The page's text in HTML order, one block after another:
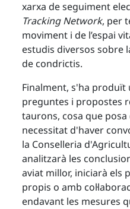
xarxa de seguiment
Tracking Network, per
moviment i de l’espai
estudis diversos sobre
de condrictis.
Finalment, s'ha
preguntes i propostes
taurons, cosa que
necessitat d'haver
la Conselleria
analitzarà les
aviat millor, iniciarà els
propis o amb
endavant les mesures